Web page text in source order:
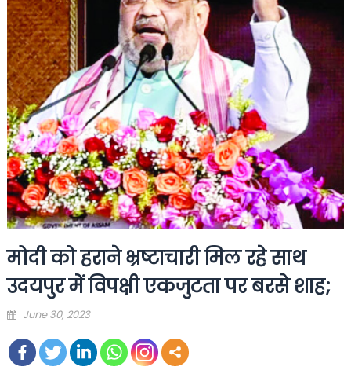
मोदी को हराने भ्रष्टाचारी मिल रहे साथ
उदयपुर में विपक्षी एकजुटता पर बरसे शाह;
Posted
June 30, 2023